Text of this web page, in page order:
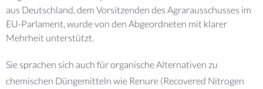
aus Deutschland, dem Vorsitzenden des Agrarausschusses im
EU-Parlament, wurde von den Abgeordneten mit klarer
Mehrheit unterstützt.
Sie sprachen sich auch für organische Alternativen zu
chemischen Düngemitteln wie Renure (Recovered Nitrogen